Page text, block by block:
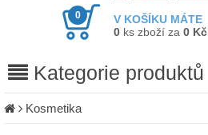
V KOŠÍKU MÁTE
0
0 ks zboží za 0 Kč
Kategorie produktů
Kosmetika